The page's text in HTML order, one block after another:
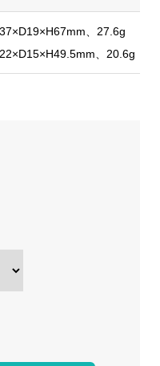
、27.6g
、20.6g